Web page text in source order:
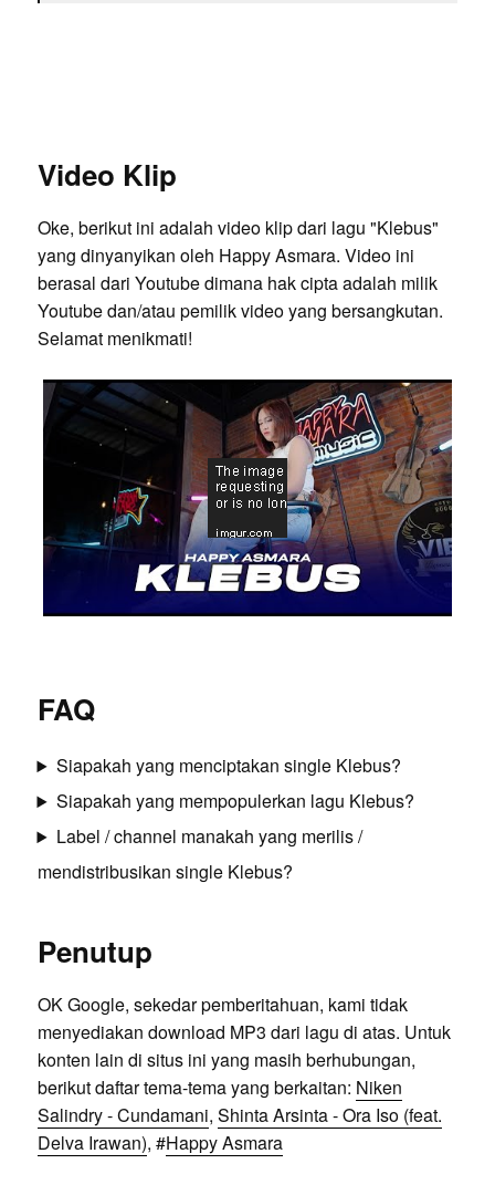
Video Klip
Oke, berikut ini adalah video klip dari lagu "Klebus"
yang dinyanyikan oleh Happy Asmara. Video ini
berasal dari Youtube dimana hak cipta adalah milik
Youtube dan/atau pemilik video yang bersangkutan.
Selamat menikmati!
FAQ
Siapakah yang menciptakan single Klebus?
Siapakah yang mempopulerkan lagu Klebus?
Label / channel manakah yang merilis /
mendistribusikan single Klebus?
Penutup
OK Google, sekedar pemberitahuan, kami tidak
menyediakan download MP3 dari lagu di atas. Untuk
konten lain di situs ini yang masih berhubungan,
berikut daftar tema-tema yang berkaitan: Niken
Salindry - Cundamani, Shinta Arsinta - Ora Iso (feat.
Delva Irawan), #Happy Asmara